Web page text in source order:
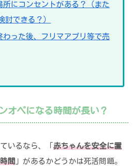
にコンセントがある？（また
討できる？）
った後、フリマアプリ等で売
オペになる時間が長い？
いるなら、「 赤ちゃんを安全に置
間 」があるかどうかは死活問題。